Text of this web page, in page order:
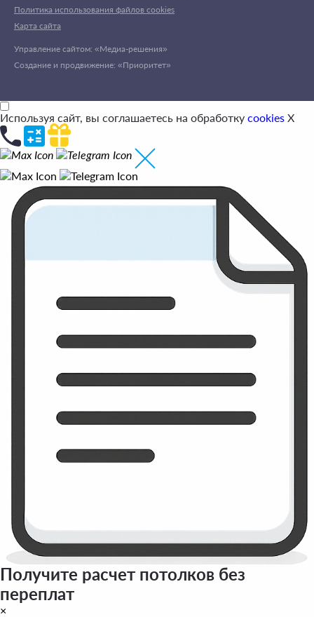
Политика использования файлов cookies
Карта сайта
Управление сайтом: «Медиа-решения»
Создание и продвижение: «Приоритет»
Используя сайт, вы соглашаетесь на обработку cookies X
Получите расчет потолков без
переплат
×